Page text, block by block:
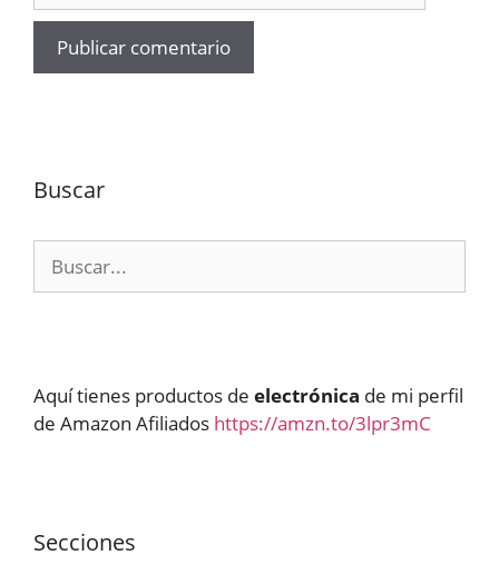
Buscar
Aquí tienes productos de electrónica de mi perfil
de Amazon Afiliados https://amzn.to/3lpr3mC
Secciones